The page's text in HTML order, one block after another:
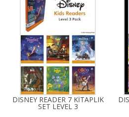
DISNEY READER 7 KİTAPLIK
SET LEVEL 3